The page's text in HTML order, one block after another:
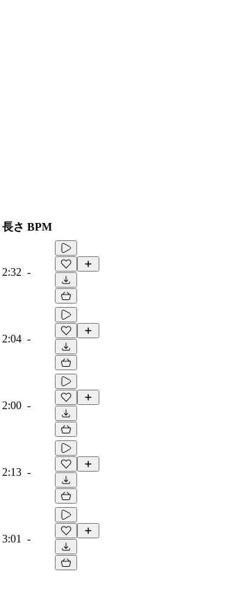
長さ BPM
2:32 -
2:04 -
2:00 -
2:13 -
3:01 -